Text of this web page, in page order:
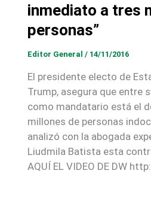
inmediato a tres
personas”
Editor General / 14/11/2016
El presidente electo de
Trump, asegura que entre
como mandatario está el
millones de personas
analizó con la abogada
Liudmila Batista esta
AQUÍ EL VIDEO DE DW